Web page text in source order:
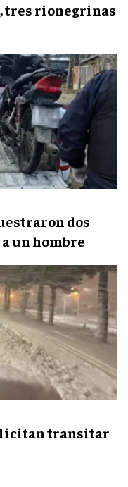
tres rionegrinas
dos
un hombre
transitar